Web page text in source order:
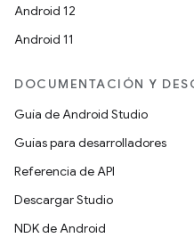
Android 12
Android 11
DOCUMENTACIÓN Y
Guía de Android Studio
Guías para desarrolladores
Referencia de API
Descargar Studio
NDK de Android